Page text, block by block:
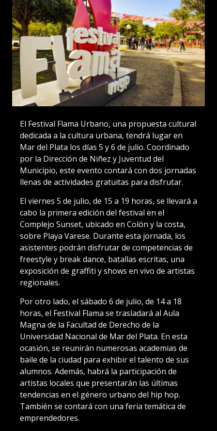
El Festival Flama Urbano, una propuesta cultural
dedicada a la cultura urbana, tendrá lugar en
Mar del Plata los días 5 y 6 de julio. Coordinado
por la Dirección de Niñez y Juventud del
Municipio, este evento contará con dos jornadas
llenas de actividades gratuitas para disfrutar.
El viernes 5 de julio, de 15 a 19 horas, se llevará a
cabo la primera edición del festival en el
Complejo Sunset, ubicado en Colón y la costa,
sobre Playa Varese. Durante esta jornada, los
asistentes podrán disfrutar de competencias de
freestyle y break dance, batallas escritas, una
exposición de graffiti y shows en vivo de artistas
regionales.
Por otro lado, el sábado 6 de julio, de 14 a 18
horas, el Festival Flama se trasladará al Aula
Magna de la Facultad de Derecho de la
Universidad Nacional de Mar del Plata. En esta
ocasión, se reunirán numerosas academias de
baile de la ciudad para exhibir el talento de sus
alumnos. Además, habrá la participación de
artistas locales que presentarán las últimas
tendencias en el género urbano del hip hop.
También se contará con una feria temática de
emprendedores.